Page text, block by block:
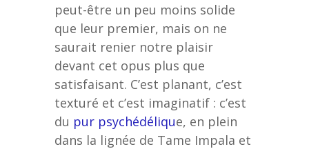
peut-être un peu moins solide
que leur premier, mais on ne
saurait renier notre plaisir
devant cet opus plus que
satisfaisant. C’est planant, c’est
texturé et c’est imaginatif : c’est
du pur psychédélique, en plein
dans la lignée de Tame Impala et